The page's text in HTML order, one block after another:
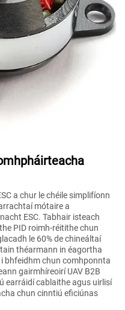
a chur le chéile simplifíonn
mótaire a
ESC. Tabhair isteach
PID roimh-réitithe chun
le 60% de chineáltaí
théarmann in éagortha
bhfeidhm chun comhponnta
gairmhíreoirí UAV B2B
earráidí cablaithe agus uirlisí
chun cinntiú eficiúnas